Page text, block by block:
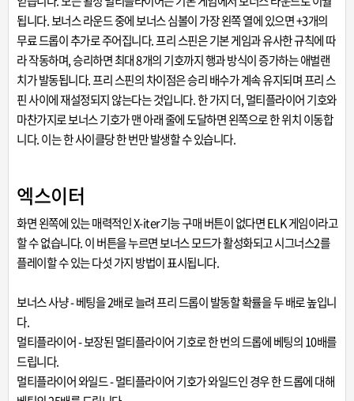
됩니다. 보너스 라운드 중에 보너스 심볼이 가장 왼쪽 열에 있으면 +3개의
무료 드롭이 추가로 주어집니다. 프리 스핀은 기본 게임과 유사한 규칙에 따
라 작동하며, 승리하면 최대 8개의 기호까지 행과 방식이 증가하는 애벌랜
치가 발동됩니다. 프리 스핀의 차이점은 승리 배수가 계속 유지되며 프리 스
핀 사이에 재설정되지 않는다는 것입니다. 한 가지 더, 멀티플라이어 기호와
마찬가지로 보너스 기호가 맨 아래 줄에 도달하면 왼쪽으로 한 위치 이동합
니다. 이는 한 사이클당 한 번만 발생할 수 있습니다.
엑스이터
화면 왼쪽에 있는 매력적인 X-iter기능 구매 버튼이 없다면 ELK 게임이라고
할 수 없습니다. 이 버튼을 누르면 보너스 모드가 활성화되고 시그너스2를
플레이할 수 있는 다섯 가지 방법이 표시됩니다.
보너스 사냥 - 베팅을 2배로 늘려 프리 드롭이 발동할 확률을 두 배로 높입니
다.
멀티플라이어 - 보장된 멀티플라이어 기호로 한 번의 드롭에 베팅의 10배를
드립니다.
멀티플라이어 와일드 - 멀티플라이어 기호가 와일드인 경우 한 드롭에 대해